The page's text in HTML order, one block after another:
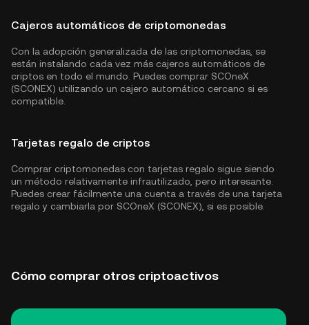
Cajeros automáticos de criptomonedas
Con la adopción generalizada de las criptomonedas, se
están instalando cada vez más cajeros automáticos de
criptos en todo el mundo. Puedes comprar SCOneX
(SCONEX) utilizando un cajero automático cercano si es
compatible.
Tarjetas regalo de criptos
Comprar criptomonedas con tarjetas regalo sigue siendo
un método relativamente infrautilizado, pero interesante.
Puedes crear fácilmente una cuenta a través de una tarjeta
regalo y cambiarla por SCOneX (SCONEX), si es posible.
Cómo comprar otros criptoactivos